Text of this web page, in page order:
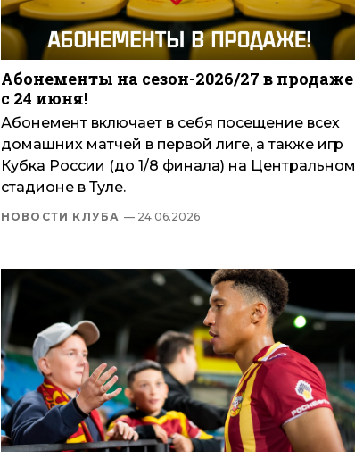
Абонементы на сезон-2026/27 в продаже
с 24 июня!
Абонемент включает в себя посещение всех
домашних матчей в первой лиге, а также игр
Кубка России (до 1/8 финала) на Центральном
стадионе в Туле.
НОВОСТИ КЛУБА — 24.06.2026